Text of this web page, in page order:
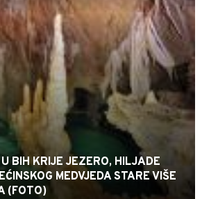
BIH KRIJE JEZERO, HILJADE
MEDVJEDA STARE VIŠE
(FOTO)